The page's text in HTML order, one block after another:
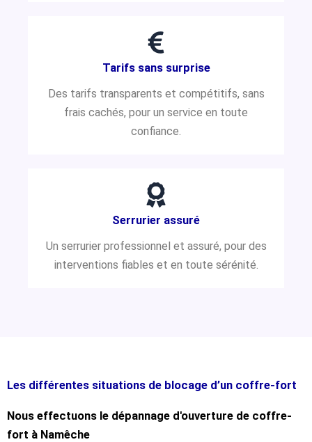
Tarifs sans surprise
Des tarifs transparents et compétitifs, sans
frais cachés, pour un service en toute
confiance.
Serrurier assuré
Un serrurier professionnel et assuré, pour des
interventions fiables et en toute sérénité.
Les différentes situations de blocage d’un coffre-fort
Nous effectuons le dépannage d'ouverture de coffre-
fort à Namêche